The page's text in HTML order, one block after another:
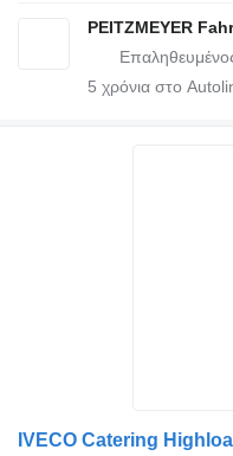
PEITZMEYER
5 χρόνια στο
IVECO Catering